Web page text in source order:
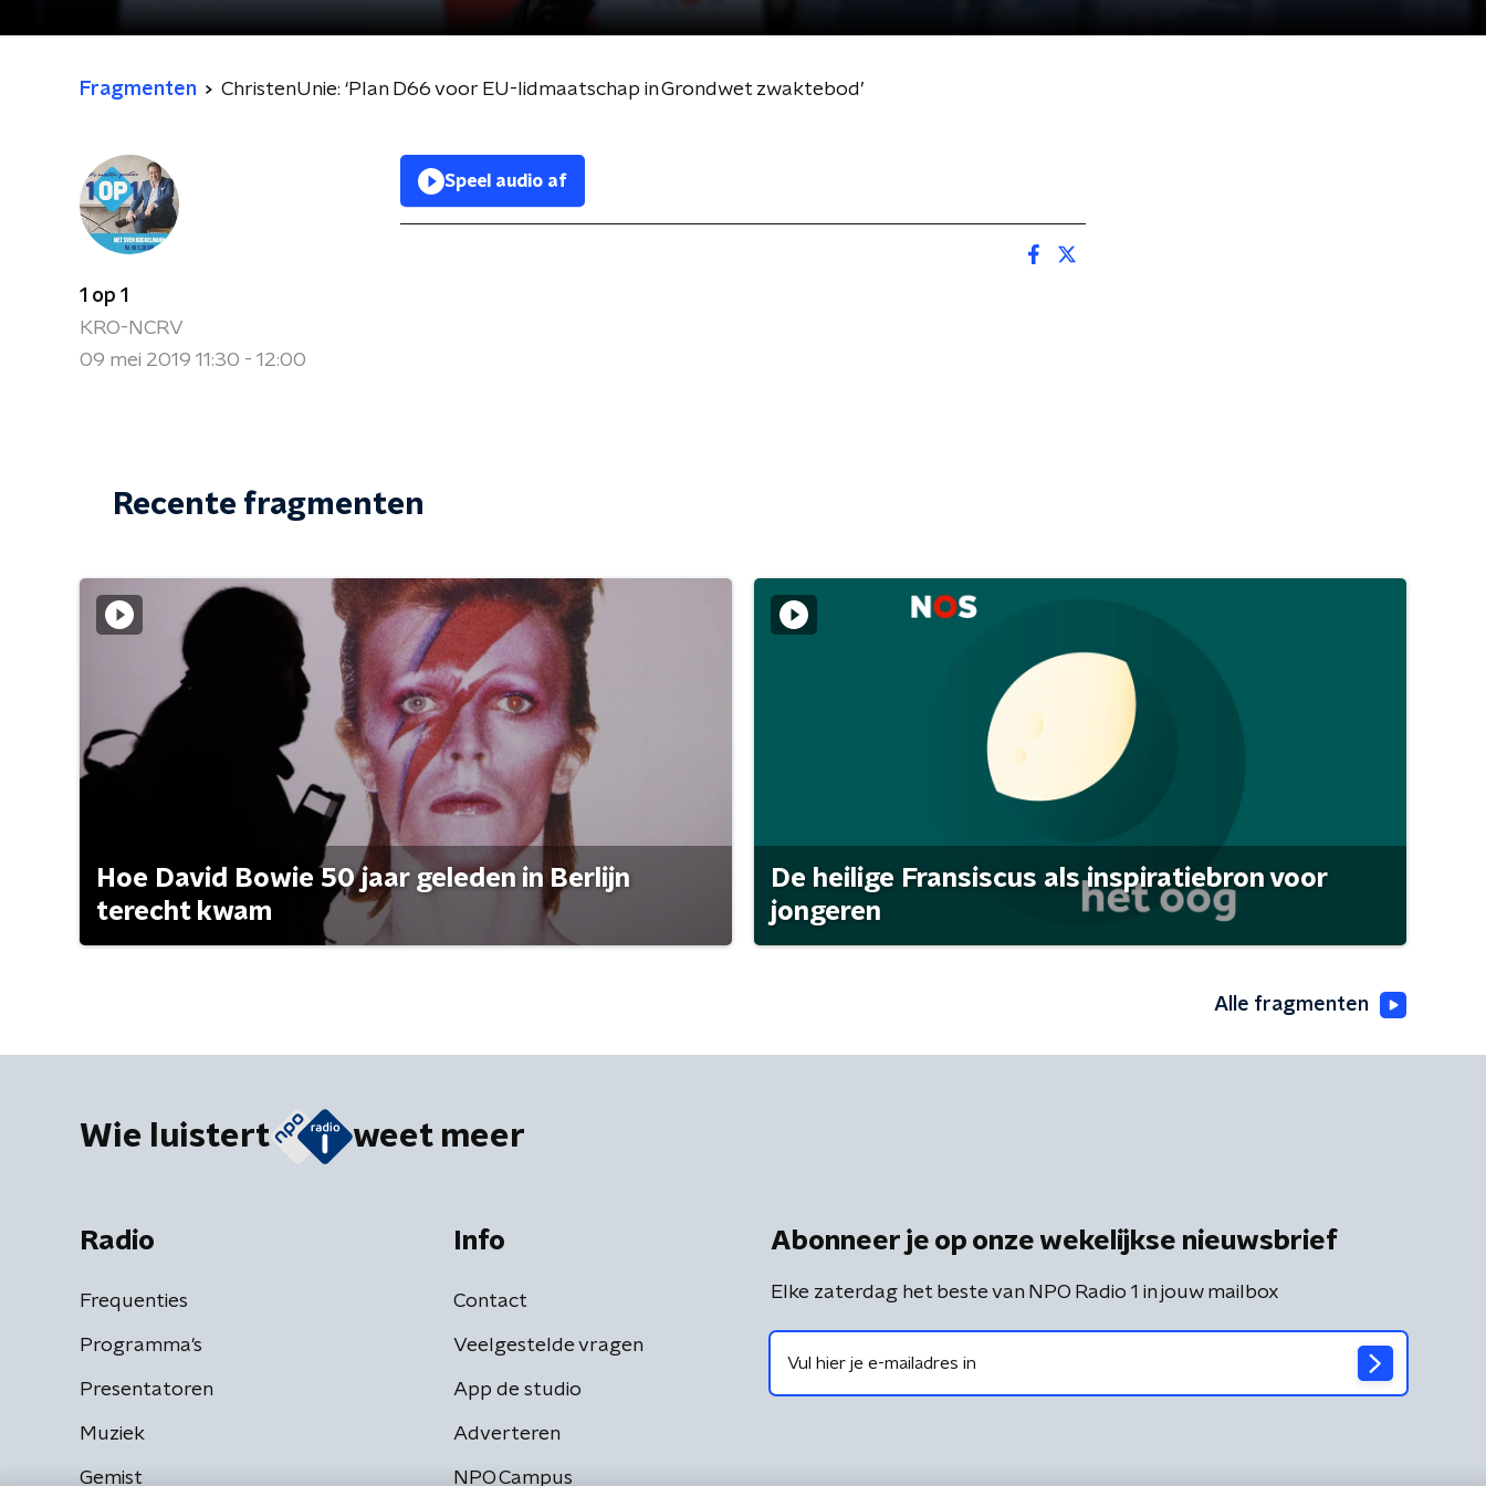
Fragmenten ChristenUnie: ‘Plan D66 voor EU-lidmaatschap in Grondwet zwaktebod’
1 op 1
KRO-NCRV
09 mei 2019 11:30 - 12:00
Speel audio af
Recente fragmenten
Hoe David Bowie 50 jaar geleden in Berlijn
terecht kwam
De heilige Fransiscus als inspiratiebron voor
jongeren
Alle fragmenten
Wie luistert weet meer
Radio
Frequenties
Programma's
Presentatoren
Muziek
Gemist
Info
Contact
Veelgestelde vragen
App de studio
Adverteren
NPO Campus
Abonneer je op onze wekelijkse nieuwsbrief
Elke zaterdag het beste van NPO Radio 1 in jouw mailbox